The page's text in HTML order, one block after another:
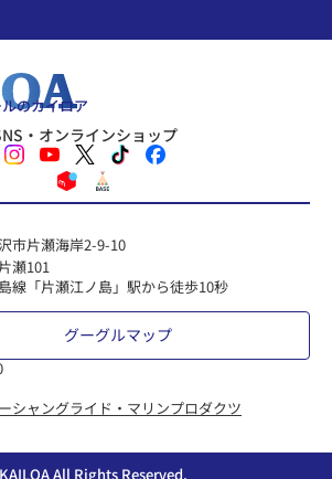
のカイロア
・オンラインショップ
市片瀬海岸2-9-10
瀬101
線「片瀬江ノ島」駅から徒歩10秒
グーグルマップ
シャングライド・マリンプロダクツ
All Rights Reserved.